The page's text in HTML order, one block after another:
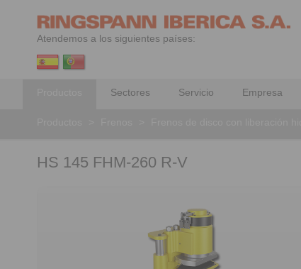
Atendemos a los siguientes países:
Sectores Servicio Empresa
HS 145 FHM-260 R-V